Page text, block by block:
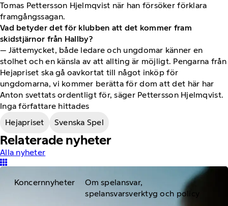
Tomas Pettersson Hjelmqvist när han försöker förklara
framgångssagan.
Vad betyder det för klubben att det kommer fram
skidstjärnor från Hallby?
— Jättemycket, både ledare och ungdomar känner en
stolhet och en känsla av att allting är möjligt. Pengarna från
Hejapriset ska gå oavkortat till något inköp för
ungdomarna, vi kommer berätta för dom att det här har
Anton svettats ordentligt för, säger Pettersson Hjelmqvist.
Inga författare hittades
Hejapriset
Svenska Spel
Relaterade nyheter
Alla nyheter
Koncernnyheter
Om spelansvar,
spelansvarsverktyg och policy